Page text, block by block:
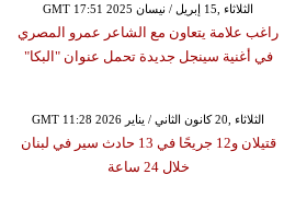
GMT 17:51 2025 الثلاثاء ,15 إبريل / نيسان
راغب علامة يتعاون مع الشاعر عمرو المصري
في أغنية سينجل جديدة تحمل عنوان "البكا"
GMT 11:28 2026 الثلاثاء ,20 كانون الثاني / يناير
قتيلان و12 جريحًا في 13 حادث سير في لبنان
خلال 24 ساعة